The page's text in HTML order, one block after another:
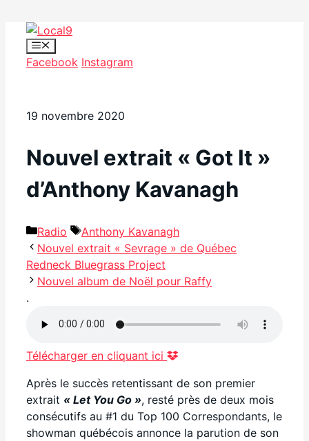
Aller
contenu
Menu
Facebook Instagram
19 novembre 2020
Nouvel extrait « Got It »
d’Anthony Kavanagh
Catégories
Radio Étiquettes
Anthony Kavanagh
Nouvel extrait « Sevrage » de Québec
Redneck Bluegrass Project
Nouvel album de Noël pour Raffy
.
Télécharger en cliquant ici
Après le succès retentissant de son premier
extrait « Let You Go », resté près de deux mois
consécutifs au #1 du Top 100 Correspondants, le
showman québécois annonce la parution de son